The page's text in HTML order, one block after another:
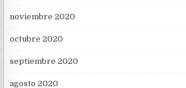
noviembre 2020
octubre 2020
septiembre 2020
agosto 2020